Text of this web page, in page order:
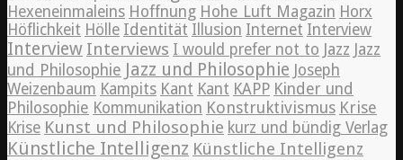
Hexeneinmaleins Hoffnung Hohe Luft Magazin Horx
Höflichkeit Hölle Identität Illusion Internet Interview
Interview Interviews I would prefer not to Jazz Jazz
und Philosophie Jazz und Philosophie Joseph
Weizenbaum Kampits Kant Kant KAPP Kinder und
Philosophie Kommunikation Konstruktivismus Krise
Krise Kunst und Philosophie kurz und bündig Verlag
Künstliche Intelligenz Künstliche Intelligenz